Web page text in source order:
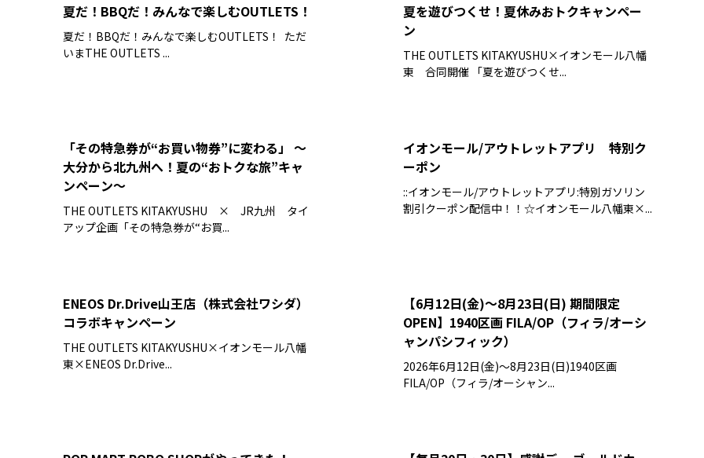
夏だ！BBQだ！みんなで楽しむOUTLETS！
夏だ！BBQだ！みんなで楽しむOUTLETS！ ただ
いまTHE OUTLETS ...
夏を遊びつくせ！夏休みおトクキャンペー
ン
THE OUTLETS KITAKYUSHU×イオンモール八幡
東 合同開催 「夏を遊びつくせ...
「その特急券が“お買い物券”に変わる」 ～
大分から北九州へ！夏の“おトクな旅”キャ
ンペーン～
THE OUTLETS KITAKYUSHU × JR九州 タイ
アップ企画「その特急券が“お買...
イオンモール/アウトレットアプリ 特別ク
ーポン
::イオンモール/アウトレットアプリ:特別ガソリン
割引クーポン配信中！！☆イオンモール八幡東×...
ENEOS Dr.Drive山王店（株式会社ワシダ）
コラボキャンペーン
THE OUTLETS KITAKYUSHU×イオンモール八幡
東×ENEOS Dr.Drive...
【6月12日(金)～8月23日(日) 期間限定
OPEN】1940区画 FILA/OP（フィラ/オーシ
ャンパシフィック）
2026年6月12日(金)～8月23日(日)1940区画
FILA/OP（フィラ/オーシャン...